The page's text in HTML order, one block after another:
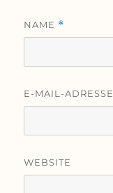
NAME *
E-MAIL-ADRESSE
WEBSITE